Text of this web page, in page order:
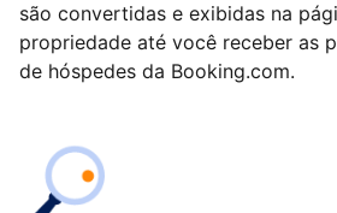
são convertidas e exibidas na
propriedade até você receber as
de hóspedes da Booking.com.